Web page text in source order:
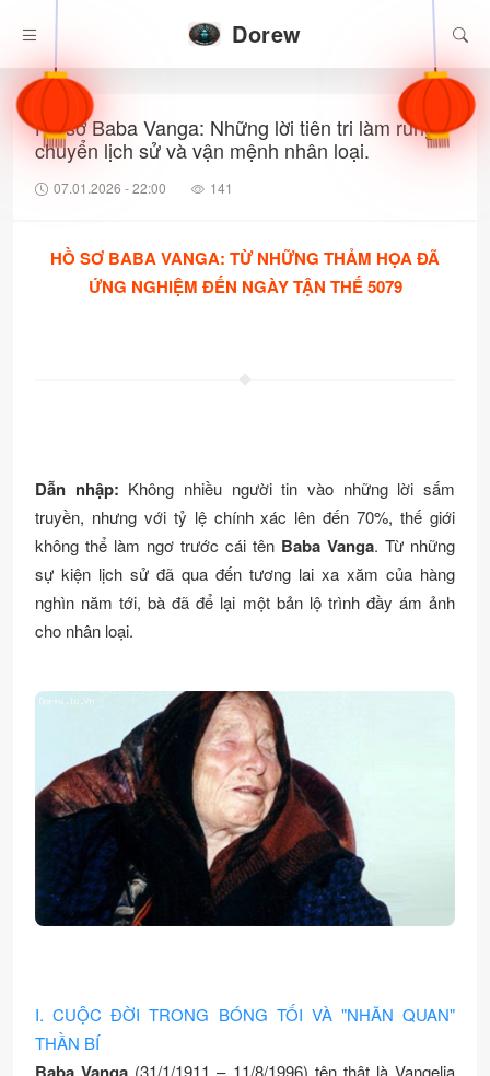
Dorew
Hồ sơ Baba Vanga: Những lời tiên tri làm rung
chuyển lịch sử và vận mệnh nhân loại.
07.01.2026 - 22:00 141
HỒ SƠ BABA VANGA: TỪ NHỮNG THẢM HỌA ĐÃ
ỨNG NGHIỆM ĐẾN NGÀY TẬN THẾ 5079
Dẫn nhập: Không nhiều người tin vào những lời sấm
truyền, nhưng với tỷ lệ chính xác lên đến 70%, thế giới
không thể làm ngơ trước cái tên Baba Vanga. Từ những
sự kiện lịch sử đã qua đến tương lai xa xăm của hàng
nghìn năm tới, bà đã để lại một bản lộ trình đầy ám ảnh
cho nhân loại.
I. CUỘC ĐỜI TRONG BÓNG TỐI VÀ "NHÃN QUAN"
THẦN BÍ
(31/1/1911 – 11/8/1996) tên thật là Vangelia